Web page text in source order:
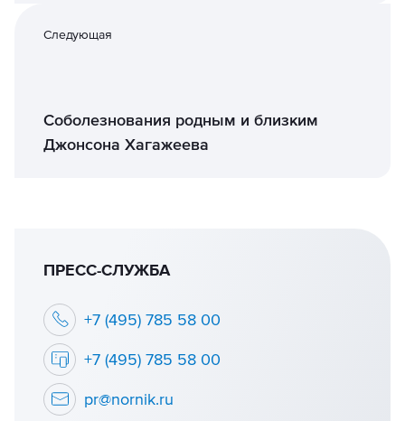
Следующая
Соболезнования родным и близким
Джонсона Хагажеева
ПРЕСС-СЛУЖБА
+7 (495) 785 58 00
+7 (495) 785 58 00
pr@nornik.ru